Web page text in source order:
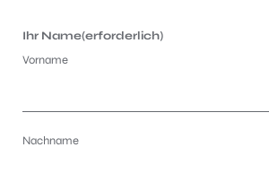
Ihr Name(erforderlich)
Vorname
Nachname